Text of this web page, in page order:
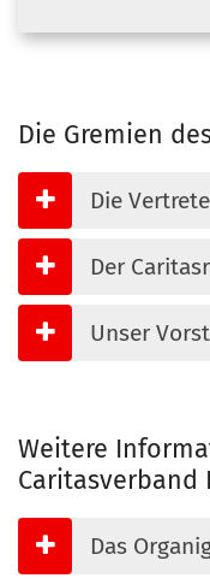
Die Gremien
Die
Der
Unser
Weitere
Caritasverband
Das